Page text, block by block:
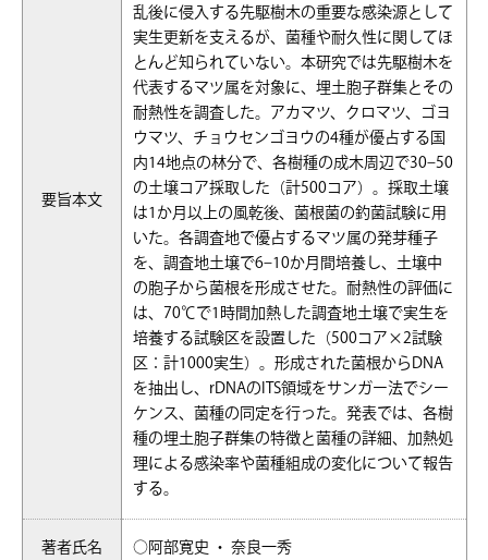
要旨本文
乱後に侵入する先駆樹木の重要な感染源として
実生更新を支えるが、菌種や耐久性に関してほ
とんど知られていない。本研究では先駆樹木を
代表するマツ属を対象に、埋土胞子群集とその
耐熱性を調査した。アカマツ、クロマツ、ゴヨ
ウマツ、チョウセンゴヨウの4種が優占する国
内14地点の林分で、各樹種の成木周辺で30–50
の土壌コア採取した（計500コア）。採取土壌
は1か月以上の風乾後、菌根菌の釣菌試験に用
いた。各調査地で優占するマツ属の発芽種子
を、調査地土壌で6–10か月間培養し、土壌中
の胞子から菌根を形成させた。耐熱性の評価に
は、70℃で1時間加熱した調査地土壌で実生を
培養する試験区を設置した（500コア×2試験
区：計1000実生）。形成された菌根からDNA
を抽出し、rDNAのITS領域をサンガー法でシー
ケンス、菌種の同定を行った。発表では、各樹
種の埋土胞子群集の特徴と菌種の詳細、加熱処
理による感染率や菌種組成の変化について報告
する。
著者氏名 ○阿部寛史 ・ 奈良一秀